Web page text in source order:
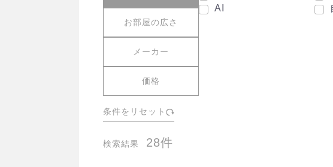
お部屋の広さ
メーカー
価格
条件をリセット
検索結果 28件
AI